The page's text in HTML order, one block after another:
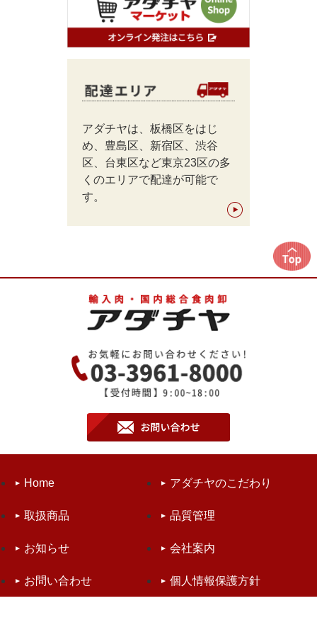
アダチヤは、板橋区をはじ
め、豊島区、新宿区、渋谷
区、台東区など東京23区の多
くのエリアで配達が可能で
す。
Home アダチヤのこだわり
取扱商品 品質管理
お知らせ 会社案内
お問い合わせ 個人情報保護方針